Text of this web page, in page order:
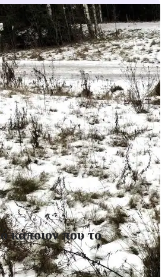
κάποιον που το